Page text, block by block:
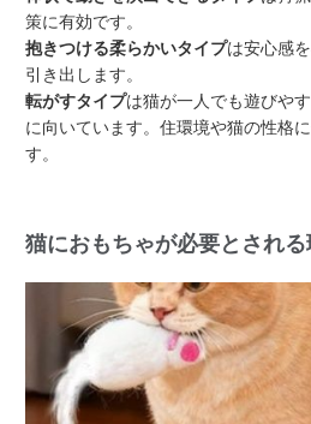
策に有効です。
抱きつける柔らかいタイプは安心感
引き出します。
転がすタイプは猫が一人でも遊びや
に向いています。住環境や猫の性格
す。
猫におもちゃが必要とされる